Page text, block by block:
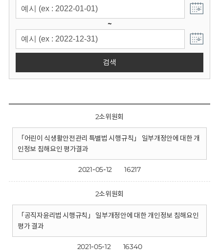
~
검색
2소위원회
「어린이 식생활안전관리 특별법 시행규칙」 일부개정안에 대한 개
인정보 침해요인 평가결과
2021-05-12 16217
2소위원회
「공직자윤리법 시행규칙」 일부개정안에 대한 개인정보 침해요인
평가 결과
2021-05-12 16340